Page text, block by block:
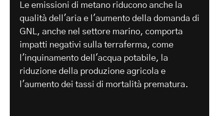
Le emissioni di metano riducono anche la
qualità dell'aria e l'aumento della domanda di
GNL, anche nel settore marino, comporta
impatti negativi sulla terraferma, come
l'inquinamento dell'acqua potabile, la
riduzione della produzione agricola e
l'aumento dei tassi di mortalità prematura.